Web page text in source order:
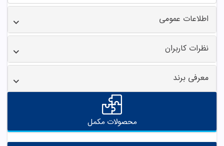
اطلاعات عمومی
نظرات کاربران
معرفی برند
محصولات مکمل